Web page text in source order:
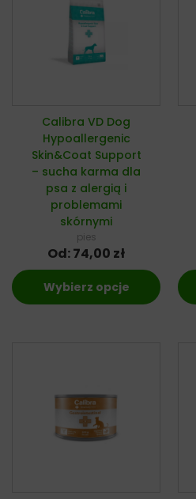
Calibra VD Dog
Hypoallergenic
Skin&Coat Support
– sucha karma dla
psa z alergią i
problemami
skórnymi
pies
Od:74,00 zł
Wybierz opcje